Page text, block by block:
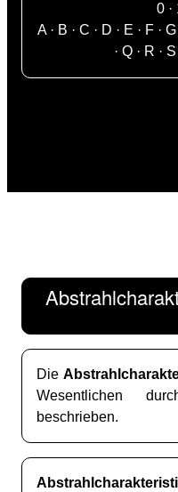
0·
A· B · C · D · E · F · G
· Q· R · S
Die
Wesentlichen
beschrieben.